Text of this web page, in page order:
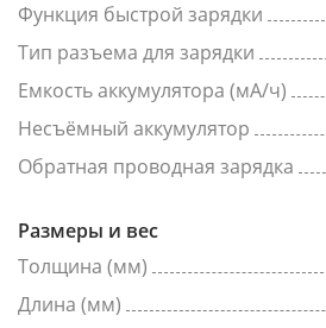
Функция быстрой зарядки
Тип разъема для зарядки
Емкость аккумулятора (мА/ч)
Несъёмный аккумулятор
Обратная проводная зарядка
Размеры и вес
Толщина (мм)
Длина (мм)